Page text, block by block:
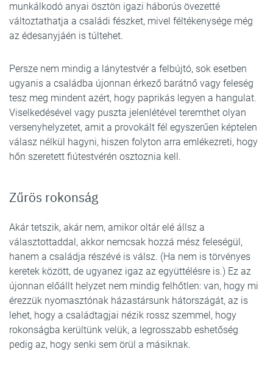
munkálkodó anyai ösztön igazi háborús övezetté
változtathatja a családi fészket, mivel féltékenysége még
az édesanyjáén is túltehet.
Persze nem mindig a lánytestvér a felbújtó, sok esetben
ugyanis a családba újonnan érkező barátnő vagy feleség
tesz meg mindent azért, hogy paprikás legyen a hangulat.
Viselkedésével vagy puszta jelenlétével teremthet olyan
versenyhelyzetet, amit a provokált fél egyszerűen képtelen
válasz nélkül hagyni, hiszen folyton arra emlékezreti, hogy
hőn szeretett fiútestvérén osztoznia kell.
Zűrös rokonság
Akár tetszik, akár nem, amikor oltár elé állsz a
választottaddal, akkor nemcsak hozzá mész feleségül,
hanem a családja részévé is válsz. (Ha nem is törvényes
keretek között, de ugyanez igaz az együttélésre is.) Ez az
újonnan előállt helyzet nem mindig felhőtlen: van, hogy mi
érezzük nyomasztónak házastársunk hátországát, az is
lehet, hogy a családtagjai nézik rossz szemmel, hogy
rokonságba kerültünk velük, a legrosszabb eshetőség
pedig az, hogy senki sem örül a másiknak.